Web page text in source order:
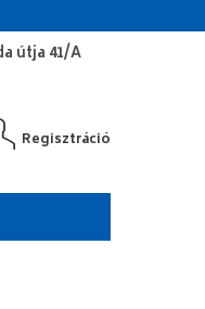
útja 41/A
Regisztráció